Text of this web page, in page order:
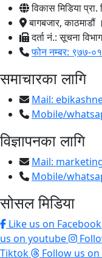
विकास मिडिया प्रा.
बागबजार, काठमाडौं ।
दर्ता नं.: सूचना
फोन नम्बर: ९७७-
समाचारका लागि
Mail:
Mobile/
विज्ञापनका लागि
Mail:
Mobile/
सोसल मिडिया
Like us on Facebook
us on youtube
Tiktok
Follow us